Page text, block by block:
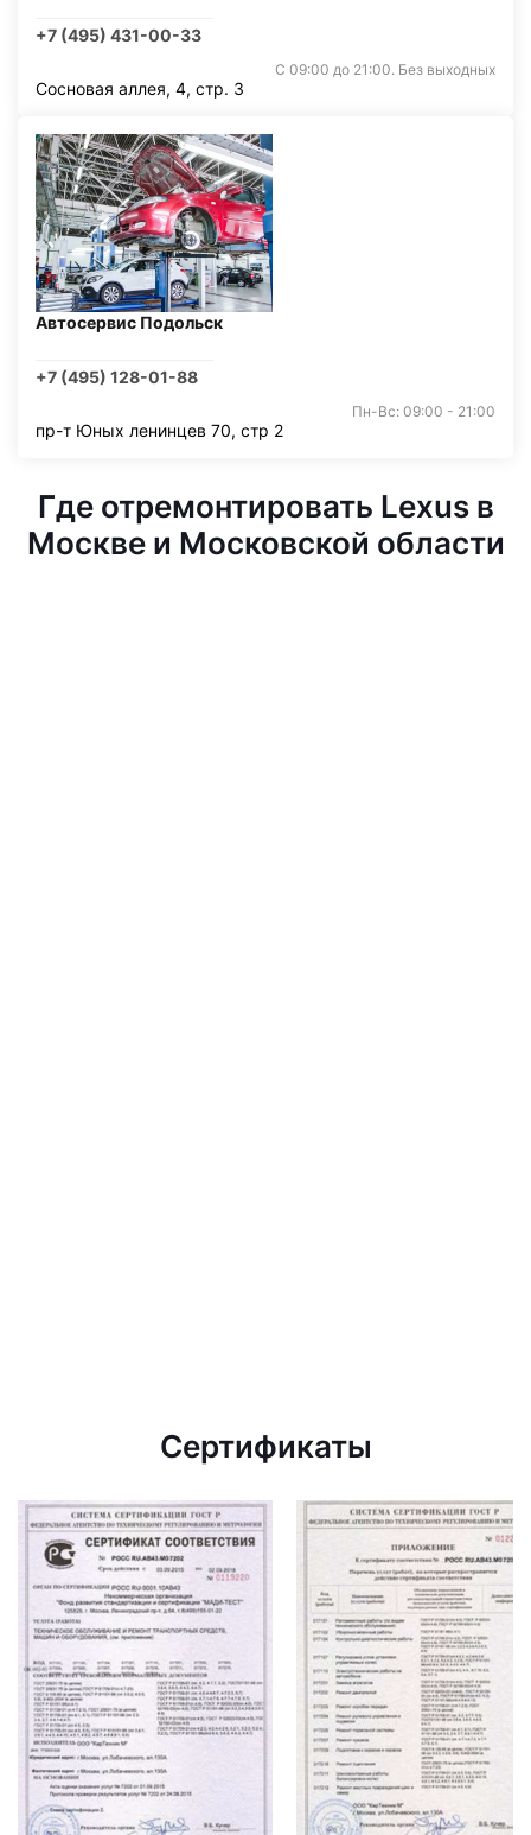
+7 (495) 431-00-33
С 09:00 до 21:00. Без выходных
Сосновая аллея, 4, стр. 3
Автосервис Подольск
+7 (495) 128-01-88
Пн-Вс: 09:00 - 21:00
пр-т Юных ленинцев 70, стр 2
Где отремонтировать Lexus в
Москве и Московской области
Сертификаты